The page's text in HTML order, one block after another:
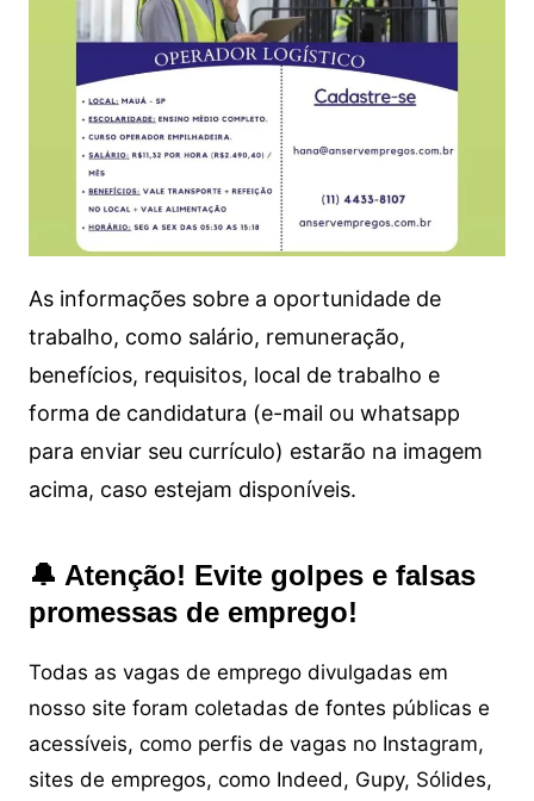
As informações sobre a oportunidade de
trabalho, como salário, remuneração,
benefícios, requisitos, local de trabalho e
forma de candidatura (e-mail ou whatsapp
para enviar seu currículo) estarão na imagem
acima, caso estejam disponíveis.
🔔 Atenção! Evite golpes e falsas
promessas de emprego!
Todas as vagas de emprego divulgadas em
nosso site foram coletadas de fontes públicas e
acessíveis, como perfis de vagas no Instagram,
sites de empregos, como Indeed, Gupy, Sólides,